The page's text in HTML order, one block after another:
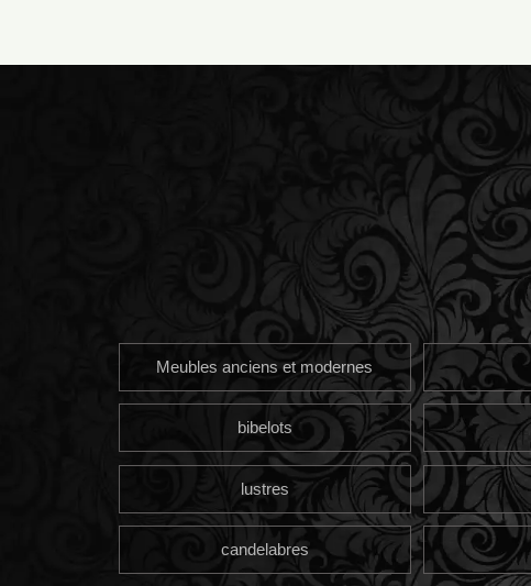
Meubles anciens et modernes
bibelots
lustres
candelabres